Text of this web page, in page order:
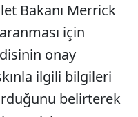
Bakanı Merrick
için
onay
ilgili bilgileri
belirterek